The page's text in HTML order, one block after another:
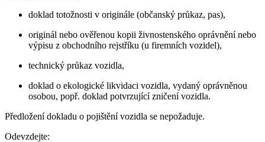
doklad totožnosti v originále (občanský průkaz, pas),
originál nebo ověřenou kopii živnostenského oprávnění nebo
výpisu z obchodního rejstříku (u firemních vozidel),
technický průkaz vozidla,
doklad o ekologické likvidaci vozidla, vydaný oprávněnou
osobou, popř. doklad potvrzující zničení vozidla.
Předložení dokladu o pojištění vozidla se nepožaduje.
Odevzdejte: